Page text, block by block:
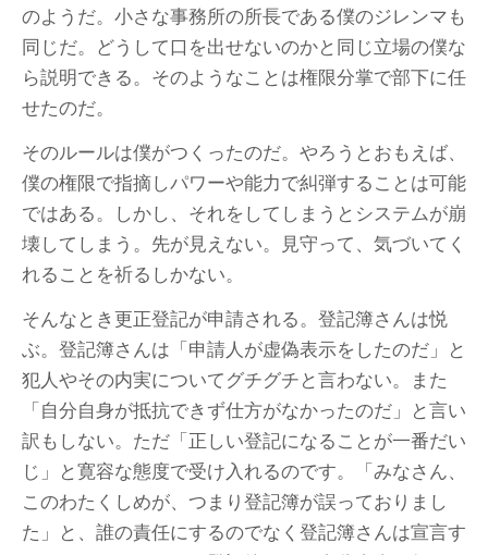
のようだ。小さな事務所の所長である僕のジレンマも
同じだ。どうして口を出せないのかと同じ立場の僕な
ら説明できる。そのようなことは権限分掌で部下に任
せたのだ。
そのルールは僕がつくったのだ。やろうとおもえば、
僕の権限で指摘しパワーや能力で糾弾することは可能
ではある。しかし、それをしてしまうとシステムが崩
壊してしまう。先が見えない。見守って、気づいてく
れることを祈るしかない。
そんなとき更正登記が申請される。登記簿さんは悦
ぶ。登記簿さんは「申請人が虚偽表示をしたのだ」と
犯人やその内実についてグチグチと言わない。また
「自分自身が抵抗できず仕方がなかったのだ」と言い
訳もしない。ただ「正しい登記になることが一番だい
じ」と寛容な態度で受け入れるのです。「みなさん、
このわたくしめが、つまり登記簿が誤っておりまし
た」と、誰の責任にするのでなく登記簿さんは宣言す